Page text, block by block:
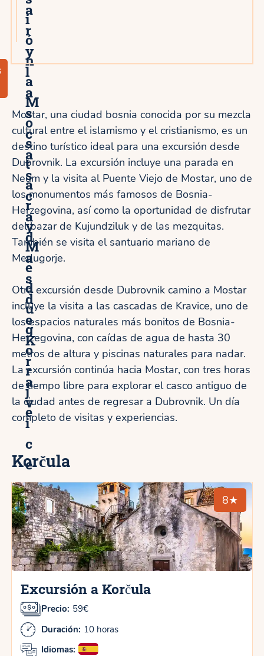
a
r
y
l
a
s
c
a
s
c
a
d
a
s
d
e
K
r
a
v
i
c
e
i
ó
n
a
M
o
s
t
a
r
y
M
e
d
u
g
o
r
j
e
Mostar, una ciudad bosnia conocida por su mezcla
cultural entre el islamismo y el cristianismo, es un
destino turístico ideal para una excursión desde
Dubrovnik. La excursión incluye una parada en
Neum y la visita al Puente Viejo de Mostar, uno de
los monumentos más famosos de Bosnia-
Herzegovina, así como la oportunidad de disfrutar
del bazar de Kujundziluk y de las mezquitas.
También se visita el santuario mariano de
Medugorje.
Otra excursión desde Dubrovnik camino a Mostar
incluye la visita a las cascadas de Kravice, uno de
los espacios naturales más bonitos de Bosnia-
Herzegovina, con caídas de agua de hasta 30
metros de altura y piscinas naturales para nadar.
La excursión continúa hacia Mostar, con tres horas
de tiempo libre para explorar el casco antiguo de
la ciudad antes de regresar a Dubrovnik. Un día
completo de visitas y experiencias.
Korčula
8★
Excursión a Korčula
Precio: 59€
Duración: 10 horas
Idiomas: